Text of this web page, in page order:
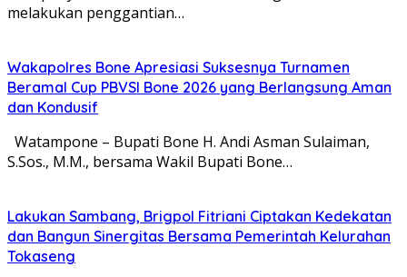
melakukan penggantian…
Wakapolres Bone Apresiasi Suksesnya Turnamen
Beramal Cup PBVSI Bone 2026 yang Berlangsung Aman
dan Kondusif
Watampone – Bupati Bone H. Andi Asman Sulaiman,
S.Sos., M.M., bersama Wakil Bupati Bone…
Lakukan Sambang, Brigpol Fitriani Ciptakan Kedekatan
dan Bangun Sinergitas Bersama Pemerintah Kelurahan
Tokaseng